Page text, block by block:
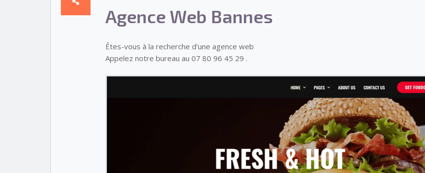
Agence Web Bannes
Êtes-vous à la recherche d’une agence web
Appelez notre bureau au 07 80 96 45 29 .